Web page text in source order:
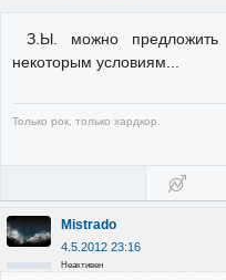
З.Ы. можно предложить
некоторым условиям...
Только рок, только хардкор.
Mistrado
4.5.2012 23:16
Неактивен